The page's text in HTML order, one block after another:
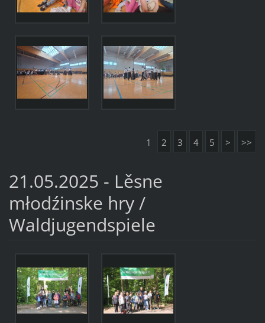
1 2 3 4 5 > >>
21.05.2025 - Lěsne
młodźinske hry /
Waldjugendspiele